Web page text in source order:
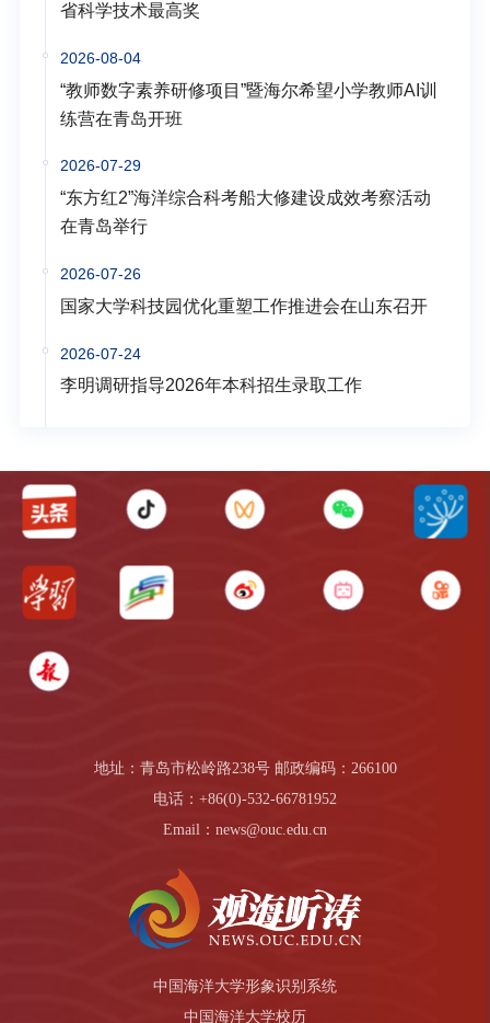
省科学技术最高奖
2026-08-04
“教师数字素养研修项目”暨海尔希望小学教师AI训
练营在青岛开班
2026-07-29
“东方红2”海洋综合科考船大修建设成效考察活动
在青岛举行
2026-07-26
国家大学科技园优化重塑工作推进会在山东召开
2026-07-24
李明调研指导2026年本科招生录取工作
地址：青岛市松岭路238号 邮政编码：266100
电话：+86(0)-532-66781952
Email：news@ouc.edu.cn
中国海洋大学形象识别系统
中国海洋大学校历